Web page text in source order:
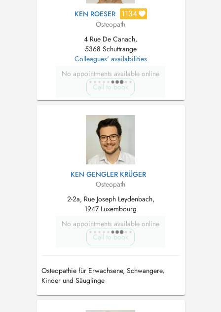
KEN ROESER 1134
Osteopath
4 Rue De Canach,
5368 Schuttrange
Colleagues' availabilities
No appointments available online
Call to book
KEN GENGLER KRÜGER
Osteopath
2-2a, Rue Joseph Leydenbach,
1947 Luxembourg
No appointments available online
Call to book
Osteopathie für Erwachsene, Schwangere,
Kinder und Säuglinge